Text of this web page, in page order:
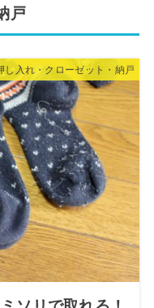
戸
し入れ・クローゼット・納戸